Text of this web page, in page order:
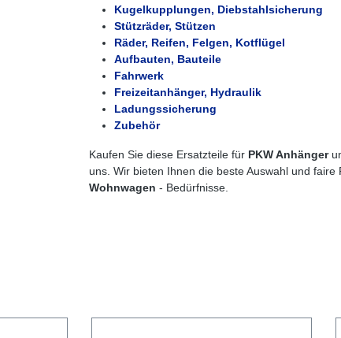
Kugelkupplungen, Diebstahlsicherung
Stützräder, Stützen
Räder, Reifen, Felgen, Kotflügel
Aufbauten, Bauteile
Fahrwerk
Freizeitanhänger, Hydraulik
Ladungssicherung
Zubehör
Kaufen Sie diese Ersatzteile für PKW Anhänger
uns. Wir bieten Ihnen die beste Auswahl und faire
Wohnwagen - Bedürfnisse.